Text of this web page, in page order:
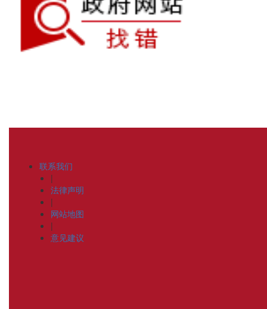
联系我们
|
法律声明
|
网站地图
|
意见建议